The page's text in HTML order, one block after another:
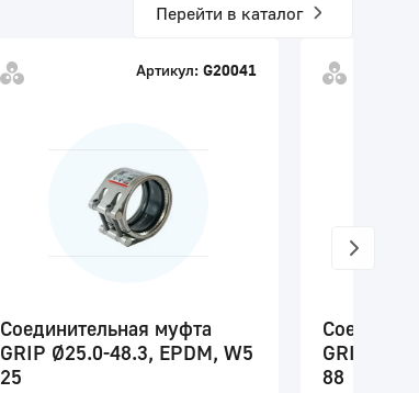
Перейти в каталог
Артикул: G20041
Соединительная муфта
GRIP Ø25.0-48.3, EPDM, W5
25
GRIP
88